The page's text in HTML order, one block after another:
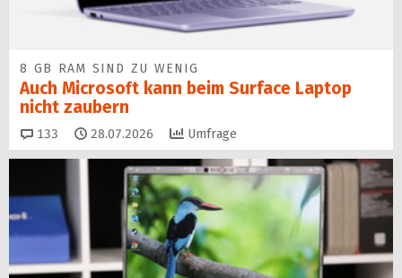
8 GB RAM SIND ZU WENIG
Auch Microsoft kann beim Surface Laptop
nicht zaubern
133 Kommentare
28.07.2026 Umfrage